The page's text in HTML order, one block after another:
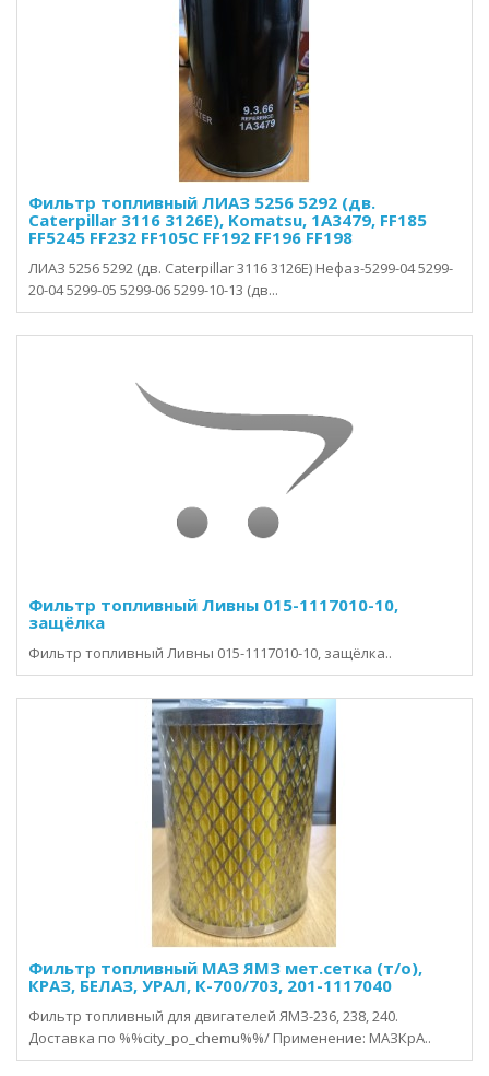
Фильтр топливный ЛИАЗ 5256 5292 (дв.
Caterpillar 3116 3126E), Komatsu, 1A3479, FF185
FF5245 FF232 FF105C FF192 FF196 FF198
ЛИАЗ 5256 5292 (дв. Caterpillar 3116 3126E) Нефаз-5299-04 5299-
20-04 5299-05 5299-06 5299-10-13 (дв...
Фильтр топливный Ливны 015-1117010-10,
защёлка
Фильтр топливный Ливны 015-1117010-10, защёлка..
Фильтр топливный МАЗ ЯМЗ мет.сетка (т/о),
КРАЗ, БЕЛАЗ, УРАЛ, К-700/703, 201-1117040
Фильтр топливный для двигателей ЯМЗ-236, 238, 240.
Доставка по %%city_po_chemu%%/ Применение: МАЗКрА..